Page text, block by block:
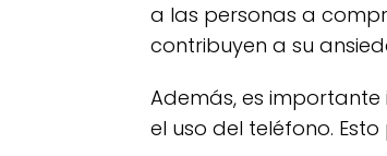
a las personas a
contribuyen a su
Además, es
el uso del teléfono. Esto